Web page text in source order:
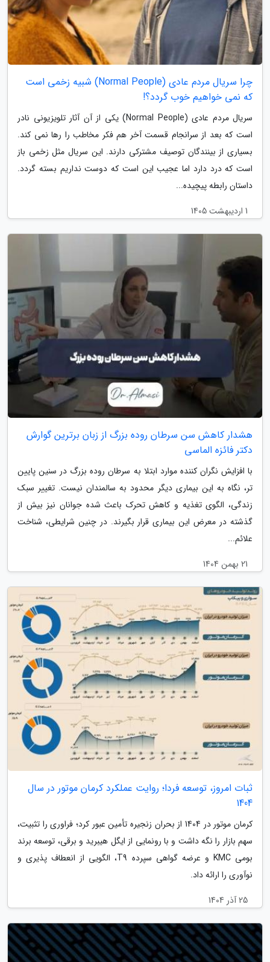
چرا سریال مردم عادی (Normal People) شبیه زخمی است
که نمی خواهیم خوب گردد؟!
سریال مردم عادی (Normal People) یکی از آن آثار تلویزیونی نادر
است که بعد از سرانجام قسمت آخر هم فکر مخاطب را رها نمی کند.
بسیاری از بینندگان توصیف مشترکی دارند. این سریال مثل زخمی باز
است که درد دارد اما عجیب این است که دوست نداریم بسته گردد.
داستان رابطه پیچیده...
1 اردیبهشت 1405
هشدار کاهش سن سرطان روده بزرگ از زبان برترین گوارش
دکتر فائزه الماسی
با افزایش نگران کننده موارد ابتلا به سرطان روده بزرگ در سنین پایین
تر، نگاه به این بیماری دیگر محدود به سالمندان نیست. تغییر سبک
زندگی، الگوی تغذیه و کاهش تحرک باعث شده جوانان نیز بیش از
گذشته در معرض این بیماری قرار بگیرند. در چنین شرایطی، شناخت
علائم...
21 بهمن 1404
ثبات امروز، توسعه فردا؛ روایت عملکرد کرمان موتور در سال
1404
کرمان موتور در 1404 از بحران زنجیره تأمین عبور کرد؛ فراوری را تثبیت،
سهم بازار را نگه داشت و با رونمایی از ایگل هیبرید و برقی، توسعه برند
بومی KMC و عرضه گواهی سپرده T9، الگویی از انعطاف پذیری و
نوآوری را ارائه داد.
25 آذر 1404